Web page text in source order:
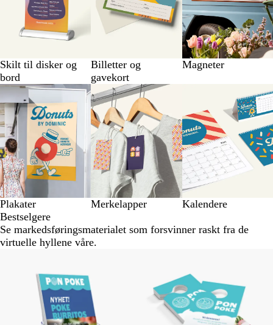
Skilt til disker og
bord
Billetter og
gavekort
Magneter
Plakater Merkelapper
Kalendere
Bestselgere
Se markedsføringsmaterialet som forsvinner raskt fra de
virtuelle hyllene våre.